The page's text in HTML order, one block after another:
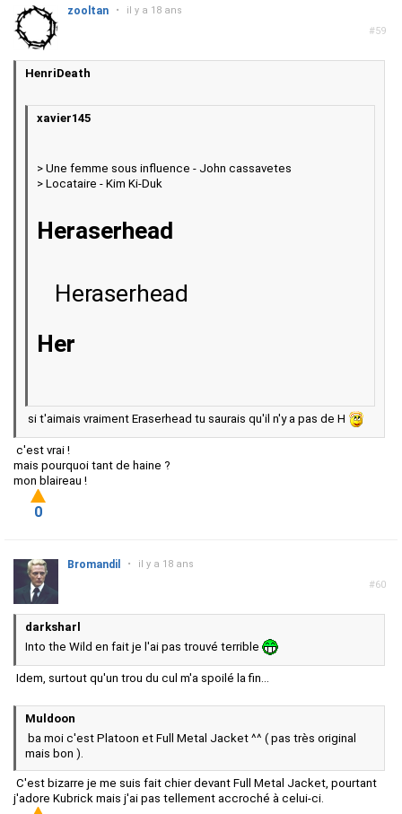
#59
zooltan • il y a 18 ans
HenriDeath
xavier145
> Une femme sous influence - John cassavetes
> Locataire - Kim Ki-Duk
Heraserhead
Heraserhead
Her
si t'aimais vraiment Eraserhead tu saurais qu'il n'y a pas de H
c'est vrai !
mais pourquoi tant de haine ?
mon blaireau !
0
#60
Bromandil • il y a 18 ans
darksharl
Into the Wild en fait je l'ai pas trouvé terrible
Idem, surtout qu'un trou du cul m'a spoilé la fin...
Muldoon
ba moi c'est Platoon et Full Metal Jacket ^^ ( pas très original
mais bon ).
C'est bizarre je me suis fait chier devant Full Metal Jacket, pourtant
j'adore Kubrick mais j'ai pas tellement accroché à celui-ci.